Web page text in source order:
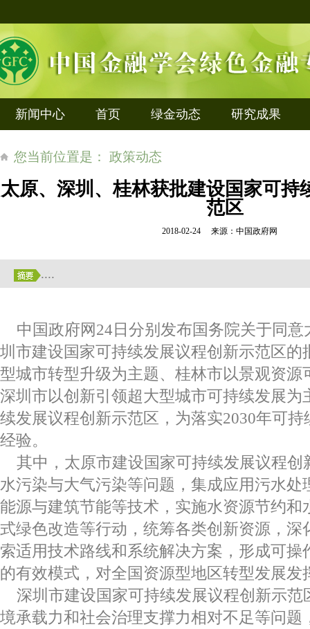
新闻中心 首页 绿金动态 研究成果
您当前位置是： 政策动态
太原、深圳、桂林获批建设国家可持
范区
2018-02-24 来源：中国政府网
....
中国政府网24日分别发布国务院关于同
圳市建设国家可持续发展议程创新示范区的
型城市转型升级为主题、桂林市以景观资源
深圳市以创新引领超大型城市可持续发展为
续发展议程创新示范区，为落实2030年可
经验。
其中，太原市建设国家可持续发展议程创
水污染与大气污染等问题，集成应用污水处
能源与建筑节能等技术，实施水资源节约和
式绿色改造等行动，统筹各类创新资源，深
索适用技术路线和系统解决方案，形成可操
的有效模式，对全国资源型地区转型发展发
深圳市建设国家可持续发展议程创新示范
境承载力和社会治理支撑力相对不足等问题